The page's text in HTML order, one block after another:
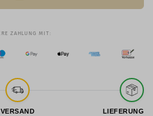
VERSAND
LIEFERUNG